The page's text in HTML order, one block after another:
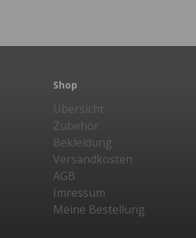
Shop
Übersicht
Zubehör
Bekleidung
Versandkosten
AGB
Imressum
Meine Bestellung